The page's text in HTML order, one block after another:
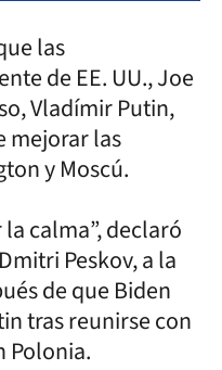
las
de EE. UU., Joe
Vladímir Putin,
mejorar las
y Moscú.
calma”, declaró
Peskov, a la
de que Biden
tras reunirse con
Polonia.